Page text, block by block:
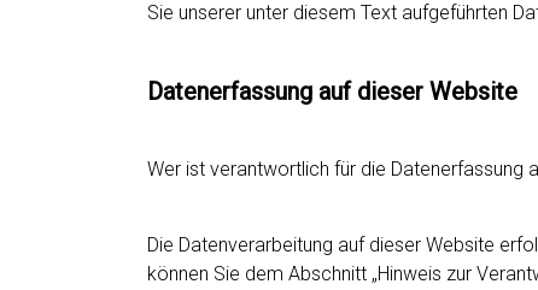
Sie unserer unter diesem Text aufgeführten
Datenerfassung auf dieser Website
Wer ist verantwortlich für die Datenerfassung
Die Datenverarbeitung auf dieser Website
können Sie dem Abschnitt „Hinweis zur